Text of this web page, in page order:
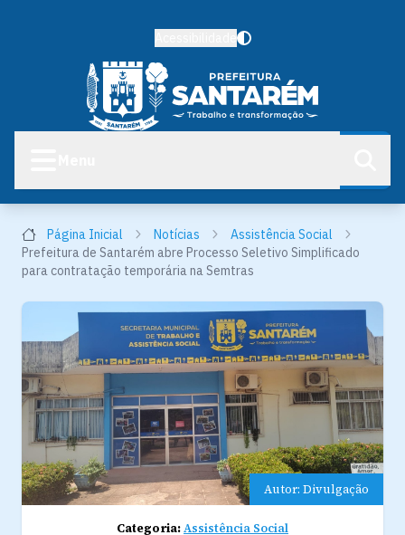
Página Inicial Notícias
Assistência Social
Prefeitura de Santarém abre Processo Seletivo Simplificado
para contratação temporária na Semtras
Autor: Divulgação
Categoria:Assistência Social